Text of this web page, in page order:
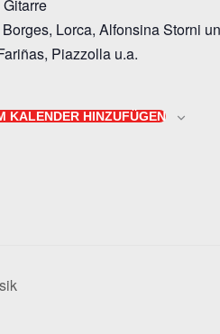
Gitarre
Lorca, Alfonsina Storni
Piazzolla u.a.
KALENDER HINZUFÜGEN